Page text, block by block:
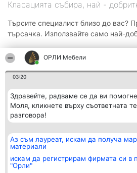
ОРЛИ Мебели
03:20
Здравейте, радваме се да ви
Моля, кликнете върху съответната
разговора!
Аз съм лауреат, искам да получа
материали
искам да регистрирам фирмата си в
"Орли"
Класацията събира, най -
Търсите специалист близо до вас?
търсачка. Използвайте само най-
Организатор на
класиране
BulevardulAleea Timișul De
Sus Nr. 2, Bl. A30, Sc. A, Et.
Класация
всички